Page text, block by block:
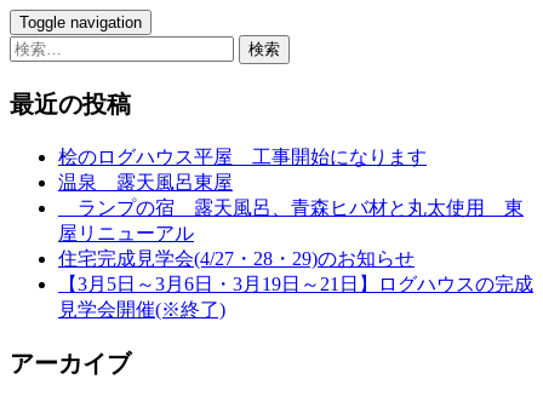
Toggle navigation
検
最近の投稿
桧のログハウス平屋 工事開始になります
温泉 露天風呂東屋
ランプの宿 露天風呂、青森ヒバ材と丸太使用 東
屋リニューアル
住宅完成見学会(4/27・28・29)のお知らせ
【3月5日～3月6日・3月19日～21日】ログハウスの完成
見学会開催(※終了)
アーカイブ